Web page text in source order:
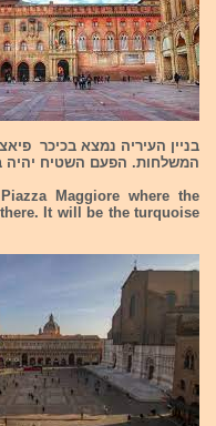
בניין העיריה נמצא בכיכר
המשלחות. הפעם השטיח יהיה
Maggiore where the
It will be the turquoise